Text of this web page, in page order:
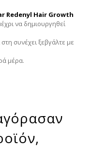
Redenyl Hair Growth
να δημιουργηθεί
συνέχει ξεβγάλτε με
μέρα.